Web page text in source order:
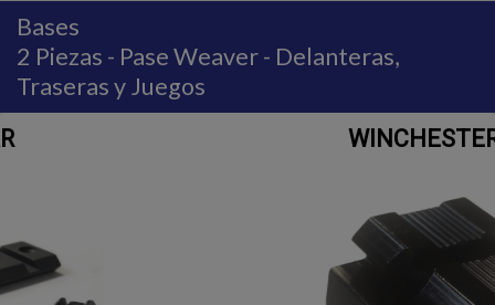
Bases
2 Piezas - Pase Weaver - Delanteras,
Traseras y Juegos
WINCHESTER 94 AE